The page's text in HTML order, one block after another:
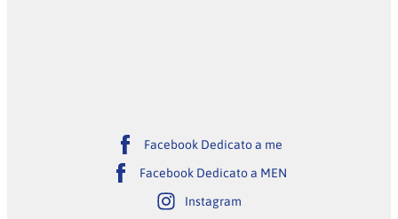
Facebook Dedicato a me
Facebook Dedicato a MEN
Instagram